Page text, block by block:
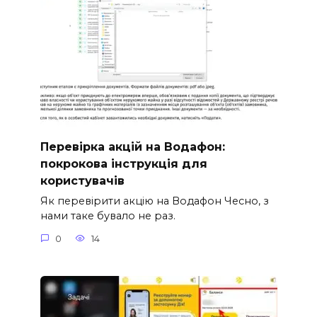
Перевірка акцій на Водафон:
покрокова інструкція для
користувачів
Як перевірити акцію на Водафон Чесно, з
нами таке бувало не раз.
0 14